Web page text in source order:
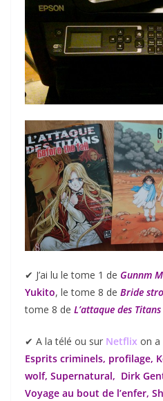
✔︎ J’ai lu le tome 1 de Gunnm
Yukito, le tome 8 de Bride
tome 8 de L’attaque des
✔︎ A la télé ou sur Netflix on a
Esprits criminels, profilage,
wolf, Supernatural, Dirk
Voyage au bout de l’enfer,